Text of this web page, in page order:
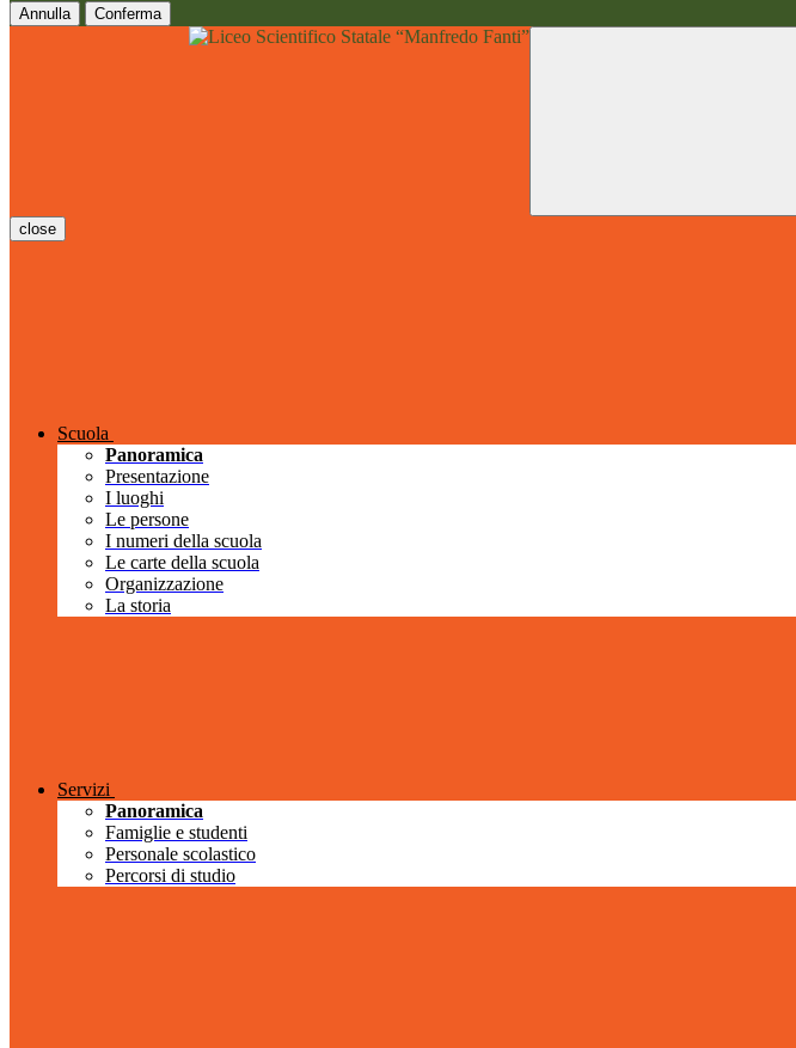
Annulla Conferma
close
Scuola
Panoramica
Presentazione
I luoghi
Le persone
I numeri della scuola
Le carte della scuola
Organizzazione
La storia
Servizi
Panoramica
Famiglie e studenti
Personale scolastico
Percorsi di studio